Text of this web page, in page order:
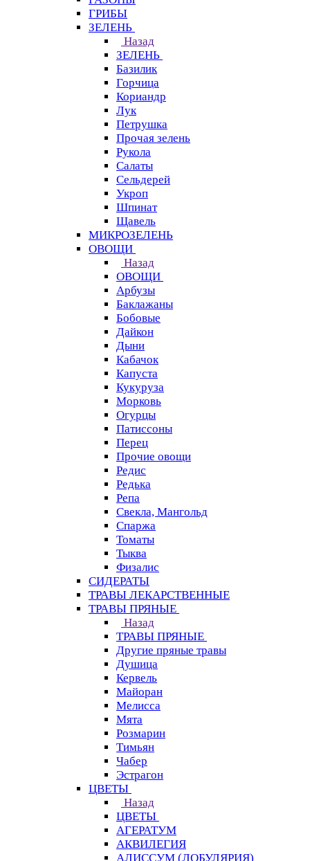
ГРИБЫ
ЗЕЛЕНЬ
Назад
ЗЕЛЕНЬ
Базилик
Горчица
Кориандр
Лук
Петрушка
Прочая зелень
Рукола
Салаты
Сельдерей
Укроп
Шпинат
Щавель
МИКРОЗЕЛЕНЬ
ОВОЩИ
Назад
ОВОЩИ
Арбузы
Баклажаны
Бобовые
Дайкон
Дыни
Кабачок
Капуста
Кукуруза
Морковь
Огурцы
Патиссоны
Перец
Прочие овощи
Редис
Редька
Репа
Свекла, Мангольд
Спаржа
Томаты
Тыква
Физалис
СИДЕРАТЫ
ТРАВЫ ЛЕКАРСТВЕННЫЕ
ТРАВЫ ПРЯНЫЕ
Назад
ТРАВЫ ПРЯНЫЕ
Другие пряные травы
Душица
Кервель
Майоран
Мелисса
Мята
Розмарин
Тимьян
Чабер
Эстрагон
ЦВЕТЫ
Назад
ЦВЕТЫ
АГЕРАТУМ
АКВИЛЕГИЯ
АЛИССУМ (ЛОБУЛЯРИЯ)